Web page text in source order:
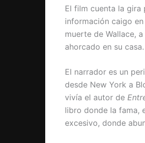
El film cuenta la gira
información caigo
muerte de Wallace,
ahorcado en su casa.
El narrador es un
desde New York a
vivía el autor de
libro donde la fama,
excesivo, donde